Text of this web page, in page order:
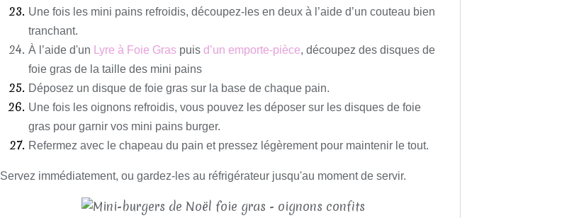
Une fois les mini pains refroidis, découpez-les en deux à l’aide d’un couteau bien
tranchant.
À l’aide d'un Lyre à Foie Gras puis d’un emporte-pièce, découpez des disques de
foie gras de la taille des mini pains
Déposez un disque de foie gras sur la base de chaque pain.
Une fois les oignons refroidis, vous pouvez les déposer sur les disques de foie
gras pour garnir vos mini pains burger.
Refermez avec le chapeau du pain et pressez légèrement pour maintenir le tout.
Servez immédiatement, ou gardez-les au réfrigérateur jusqu'au moment de servir.